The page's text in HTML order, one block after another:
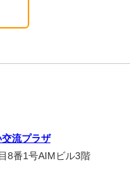
流プラザ
8番1号AIMビル3階